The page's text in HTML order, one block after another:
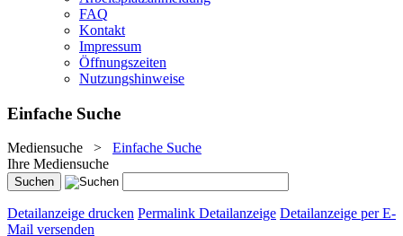
FAQ
Kontakt
Impressum
Öffnungszeiten
Nutzungshinweise
Einfache Suche
Mediensuche > Einfache Suche
Ihre Mediensuche
Detailanzeige drucken Permalink Detailanzeige Detailanzeige per E-
Mail versenden